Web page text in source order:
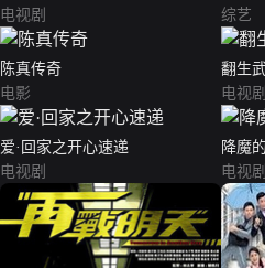
电视剧
综艺
陈真传奇
电影
翻生
电视剧
爱·回家之开心速递
电视剧
降魔
电视剧